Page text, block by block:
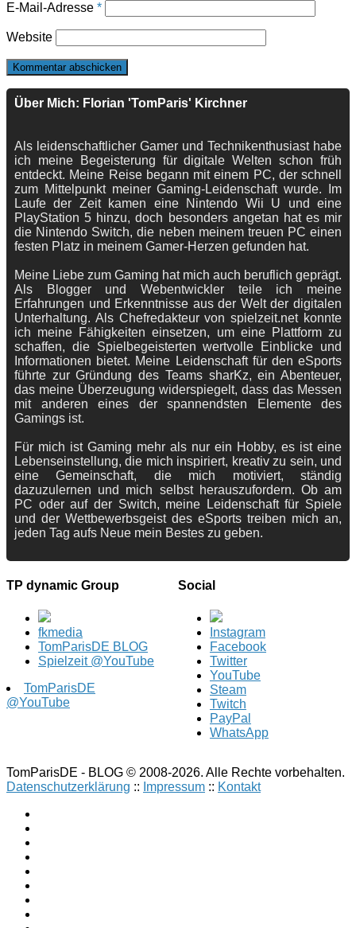
E-Mail-Adresse *
Website
Über Mich: Florian 'TomParis' Kirchner
Als leidenschaftlicher Gamer und Technikenthusiast habe
ich meine Begeisterung für digitale Welten schon früh
entdeckt. Meine Reise begann mit einem PC, der schnell
zum Mittelpunkt meiner Gaming-Leidenschaft wurde. Im
Laufe der Zeit kamen eine Nintendo Wii U und eine
PlayStation 5 hinzu, doch besonders angetan hat es mir
die Nintendo Switch, die neben meinem treuen PC einen
festen Platz in meinem Gamer-Herzen gefunden hat.
Meine Liebe zum Gaming hat mich auch beruflich geprägt.
Als Blogger und Webentwickler teile ich meine
Erfahrungen und Erkenntnisse aus der Welt der digitalen
Unterhaltung. Als Chefredakteur von spielzeit.net konnte
ich meine Fähigkeiten einsetzen, um eine Plattform zu
schaffen, die Spielbegeisterten wertvolle Einblicke und
Informationen bietet. Meine Leidenschaft für den eSports
führte zur Gründung des Teams sharKz, ein Abenteuer,
das meine Überzeugung widerspiegelt, dass das Messen
mit anderen eines der spannendsten Elemente des
Gamings ist.
Für mich ist Gaming mehr als nur ein Hobby, es ist eine
Lebenseinstellung, die mich inspiriert, kreativ zu sein, und
eine Gemeinschaft, die mich motiviert, ständig
dazuzulernen und mich selbst herauszufordern. Ob am
PC oder auf der Switch, meine Leidenschaft für Spiele
und der Wettbewerbsgeist des eSports treiben mich an,
jeden Tag aufs Neue mein Bestes zu geben.
TP dynamic Group
fkmedia
TomParisDE BLOG
Spielzeit @YouTube
TomParisDE
@YouTube
Social
Instagram
Facebook
Twitter
YouTube
Steam
Twitch
PayPal
WhatsApp
TomParisDE - BLOG © 2008-2026. Alle Rechte vorbehalten.
Datenschutzerklärung :: Impressum :: Kontakt